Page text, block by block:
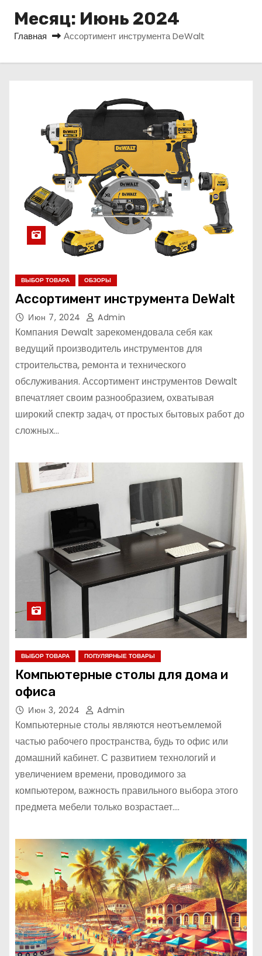
Месяц: Июнь 2024
Главная Ассортимент инструмента DeWalt
ВЫБОР ТОВАРА ОБЗОРЫ
Ассортимент инструмента DeWalt
Июн 7, 2024 Admin
Компания Dewalt зарекомендовала себя как
ведущий производитель инструментов для
строительства, ремонта и технического
обслуживания. Ассортимент инструментов Dewalt
впечатляет своим разнообразием, охватывая
широкий спектр задач, от простых бытовых работ до
сложных…
ВЫБОР ТОВАРА ПОПУЛЯРНЫЕ ТОВАРЫ
Компьютерные столы для дома и
офиса
Июн 3, 2024 Admin
Компьютерные столы являются неотъемлемой
частью рабочего пространства, будь то офис или
домашний кабинет. С развитием технологий и
увеличением времени, проводимого за
компьютером, важность правильного выбора этого
предмета мебели только возрастает.…